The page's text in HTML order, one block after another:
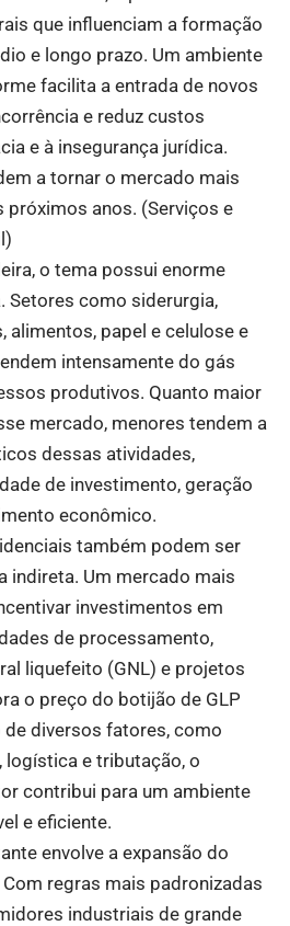
que influenciam a formação
e longo prazo. Um ambiente
facilita a entrada de novos
e reduz custos
e à insegurança jurídica.
a tornar o mercado mais
próximos anos. (Serviços e
)
o tema possui enorme
Setores como siderurgia,
alimentos, papel e celulose e
intensamente do gás
produtivos. Quanto maior
mercado, menores tendem a
dessas atividades,
de investimento, geração
econômico.
também podem ser
indireta. Um mercado mais
investimentos em
de processamento,
liquefeito (GNL) e projetos
o preço do botijão de GLP
diversos fatores, como
e tributação, o
contribui para um ambiente
e eficiente.
envolve a expansão do
regras mais padronizadas
industriais de grande